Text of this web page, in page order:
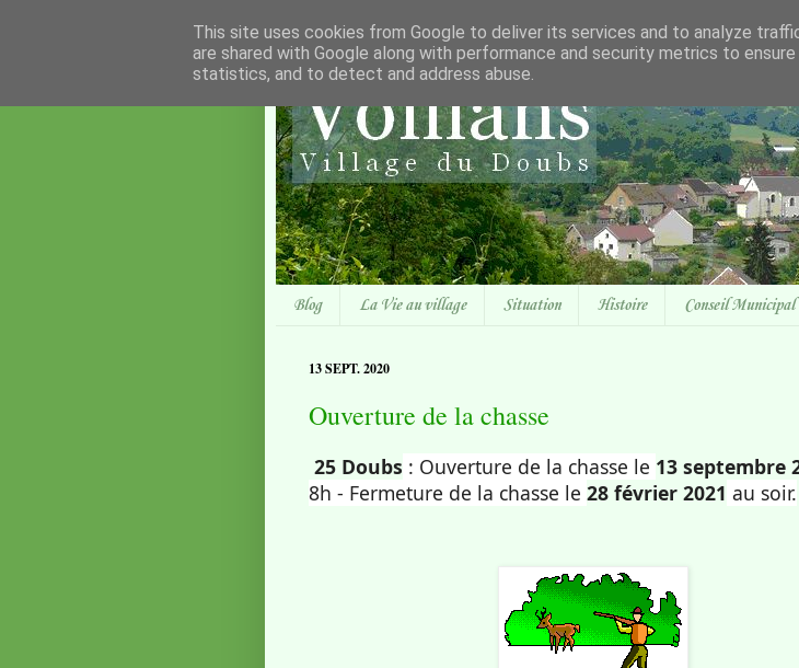
Blog La Vie au village Situation Histoire Conseil Municipal
13 SEPT. 2020
Ouverture de la chasse
25 Doubs : Ouverture de la chasse le 13 septembre
8h - Fermeture de la chasse le 28 février 2021 au soir.
This site uses cookies from Google to deliver its services and to analyze
are shared with Google along with performance and security metrics to
statistics, and to detect and address abuse.